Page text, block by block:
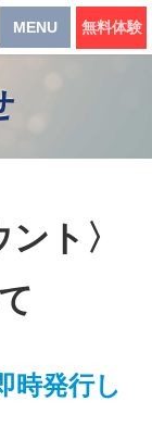
ト〉
時発行し
MENU 無料体験